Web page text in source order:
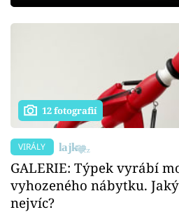
Sledujte nás
12 fotografií
VIRÁLY
GALERIE: Týpek vyrábí
vyhozeného nábytku.
nejvíc?